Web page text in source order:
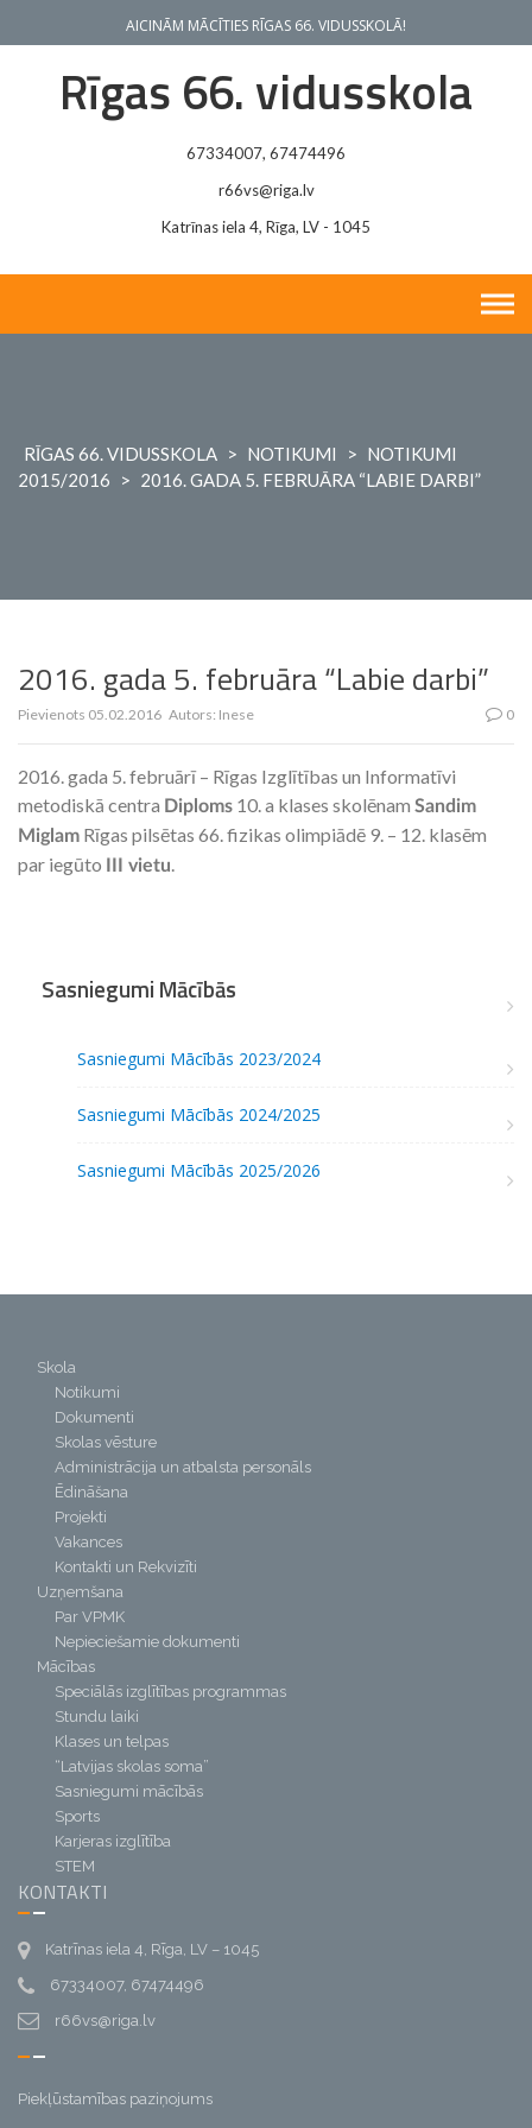
AICINĀM MĀCĪTIES RĪGAS 66. VIDUSSKOLĀ!
Rīgas 66. vidusskola
67334007, 67474496
r66vs@riga.lv
Katrīnas iela 4, Rīga, LV - 1045
RĪGAS 66. VIDUSSKOLA > NOTIKUMI > NOTIKUMI
2015/2016
> 2016. GADA 5. FEBRUĀRA “LABIE DARBI”
2016. gada 5. februāra “Labie darbi”
Pievienots 05.02.2016 Autors: Inese 0
2016. gada 5. februārī – Rīgas Izglītības un Informatīvi
metodiskā centra Diploms 10. a klases skolēnam Sandim
Miglam Rīgas pilsētas 66. fizikas olimpiādē 9. – 12. klasēm
par iegūto
III vietu.
Sasniegumi Mācībās
Sasniegumi Mācībās 2023/2024
Sasniegumi Mācībās 2024/2025
Sasniegumi Mācībās 2025/2026
Skola
Notikumi
Dokumenti
Skolas vēsture
Administrācija un atbalsta personāls
Ēdināšana
Projekti
Vakances
Kontakti un Rekvizīti
Uzņemšana
Par VPMK
Nepieciešamie dokumenti
Mācības
Speciālās izglītības programmas
Stundu laiki
Klases un telpas
“Latvijas skolas soma”
Sasniegumi mācībās
Sports
Karjeras izglītība
STEM
KONTAKTI
Katrīnas iela 4, Rīga, LV – 1045
67334007, 67474496
r66vs@riga.lv
Piekļūstamības paziņojums